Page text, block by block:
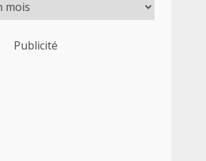
Publicité